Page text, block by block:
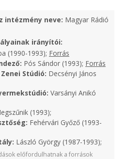
intézmény neve: Magyar Rádió
irányítói:
(1990-1993); Forrás
Pós Sándor (1993); Forrás
Stúdió: Decsényi János
Varsányi Anikó
(1993);
Fehérvári Győző (1993-
László György (1987-1993);
előfordulhatnak a források